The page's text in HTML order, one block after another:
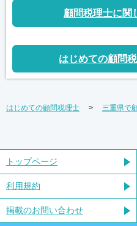
顧問税理士に関
はじめての顧問
はじめての顧問税理士 三重県で
トップページ
利用規約
掲載のお問い合わせ